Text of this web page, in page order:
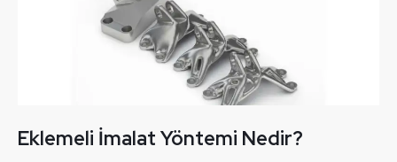
Eklemeli İmalat Yöntemi Nedir?